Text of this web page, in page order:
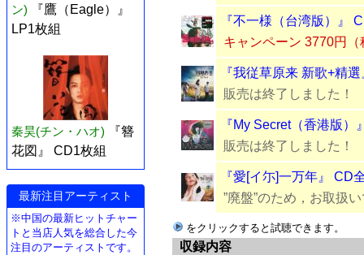
ン)
『鷹（Eagle）』
LP1枚組
秦昊(チン・ハオ)
『簪
花図』 CD1枚組
最新注目アーティスト
※中国の最新ヒットチャー
トと当店人気を総合した今
注目のアーティストです。
『不一様（台湾版）』
キャンペーン 3770円（
『我従草原来 新歌+精
販売は終了しました！
『My Secret（香港版）
販売は終了しました！
『愛[イ尓]一万年』 CD
”廃盤”のため，お取扱
をクリックすると試聴できます。
収録内容